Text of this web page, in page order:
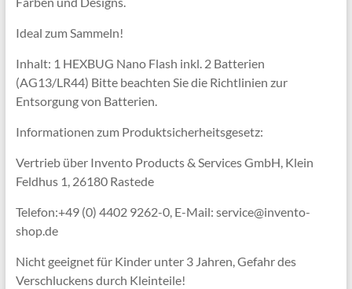
Ideal zum Sammeln!
Inhalt: 1 HEXBUG Nano Flash inkl. 2 Batterien
(AG13/LR44) Bitte beachten Sie die Richtlinien zur
Entsorgung von Batterien.
Informationen zum Produktsicherheitsgesetz:
Vertrieb über Invento Products & Services GmbH, Klein
Feldhus 1, 26180 Rastede
Telefon:+49 (0) 4402 9262-0, E-Mail: service@invento-
shop.de
Nicht geeignet für Kinder unter 3 Jahren, Gefahr des
Verschluckens durch Kleinteile!